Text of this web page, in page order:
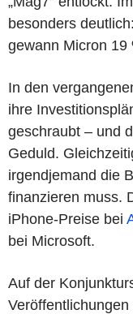
besonders
gewann Micron 19
In den
ihre
geschraubt – und
Geduld.
irgendjemand die
finanzieren muss.
iPhone-Preise bei
bei Microsoft.
Auf der